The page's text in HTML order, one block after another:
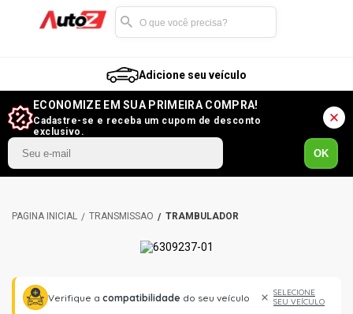
Adicione seu veículo
ECONOMIZE EM SUA PRIMEIRA COMPRA!
Cadastre-se e receba um cupom de desconto
exclusivo.
OK
TRANSMISSÃO TRAMBULADOR
Verifique a compatibilidade do seu veículo
SELECIONE
SEU VEÍCULO